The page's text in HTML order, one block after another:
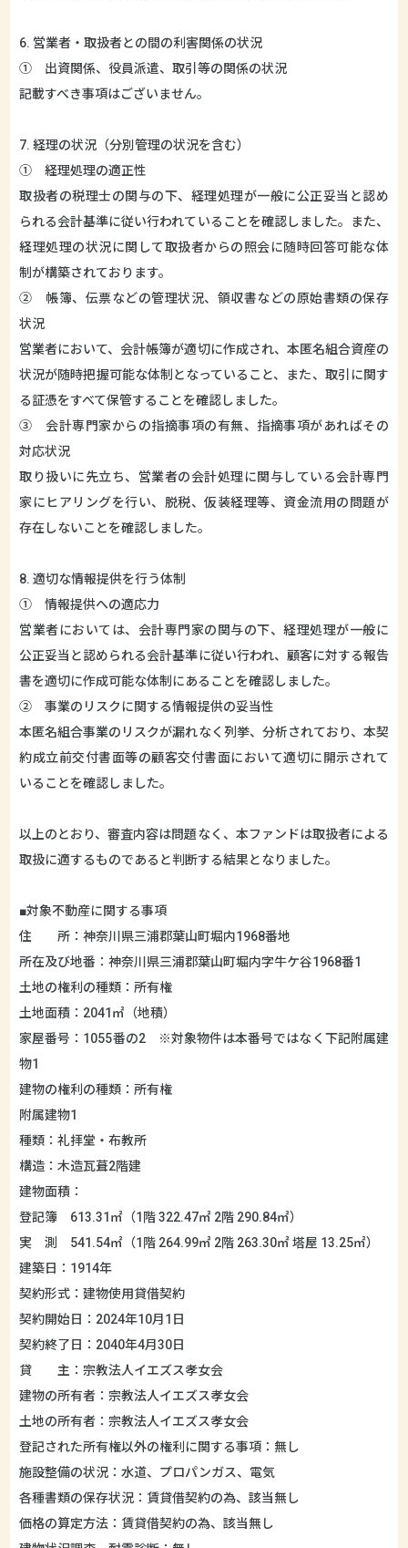
6. 営業者・取扱者との間の利害関係の状況
① 出資関係、役員派遣、取引等の関係の状況
記載すべき事項はございません。
7. 経理の状況（分別管理の状況を含む）
① 経理処理の適正性
取扱者の税理士の関与の下、経理処理が一般に公正妥当と認め
られる会計基準に従い行われていることを確認しました。また、
経理処理の状況に関して取扱者からの照会に随時回答可能な体
制が構築されております。
② 帳簿、伝票などの管理状況、領収書などの原始書類の保存
状況
営業者において、会計帳簿が適切に作成され、本匿名組合資産の
状況が随時把握可能な体制となっていること、また、取引に関す
る証憑をすべて保管することを確認しました。
③ 会計専門家からの指摘事項の有無、指摘事項があればその
対応状況
取り扱いに先立ち、営業者の会計処理に関与している会計専門
家にヒアリングを行い、脱税、仮装経理等、資金流用の問題が
存在しないことを確認しました。
8. 適切な情報提供を行う体制
① 情報提供への適応力
営業者においては、会計専門家の関与の下、経理処理が一般に
公正妥当と認められる会計基準に従い行われ、顧客に対する報告
書を適切に作成可能な体制にあることを確認しました。
② 事業のリスクに関する情報提供の妥当性
本匿名組合事業のリスクが漏れなく列挙、分析されており、本契
約成立前交付書面等の顧客交付書面において適切に開示されて
いることを確認しました。
以上のとおり、審査内容は問題なく、本ファンドは取扱者による
取扱に適するものであると判断する結果となりました。
■対象不動産に関する事項
住 所：神奈川県三浦郡葉山町堀内1968番地
所在及び地番：神奈川県三浦郡葉山町堀内字牛ケ谷1968番1
土地の権利の種類：所有権
土地面積：2041㎡（地積）
家屋番号：1055番の2 ※対象物件は本番号ではなく下記附属建
物1
建物の権利の種類：所有権
附属建物1
種類：礼拝堂・布教所
構造：木造瓦葺2階建
建物面積：
登記簿 613.31㎡（1階 322.47㎡ 2階 290.84㎡）
実 測 541.54㎡（1階 264.99㎡ 2階 263.30㎡ 塔屋 13.25㎡）
建築日：1914年
契約形式：建物使用貸借契約
契約開始日：2024年10月1日
契約終了日：2040年4月30日
貸 主：宗教法人イエズス孝女会
建物の所有者：宗教法人イエズス孝女会
土地の所有者：宗教法人イエズス孝女会
登記された所有権以外の権利に関する事項：無し
施設整備の状況：水道、プロパンガス、電気
各種書類の保存状況：賃貸借契約の為、該当無し
価格の算定方法：賃貸借契約の為、該当無し